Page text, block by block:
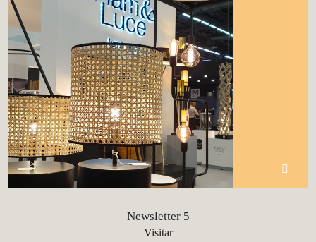
Newsletter 5
Visitar